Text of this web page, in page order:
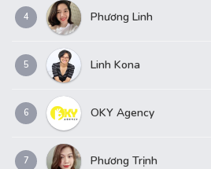
4 Phương Linh
5 Linh Kona
6 OKY Agency
7 Phương Trịnh